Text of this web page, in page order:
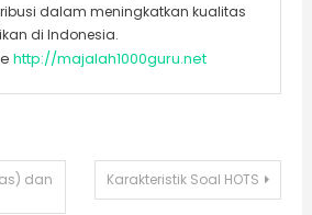
dalam meningkatkan kualitas
di Indonesia.
http://majalah1000guru.net
dan
Karakteristik Soal HOTS